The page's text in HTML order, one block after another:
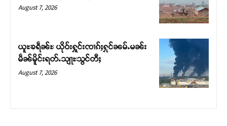
August 7, 2026
ယူႊၶရဵၼ်ႊ ယိုဝ်းႁူင်းၸၢၵ်ႈႁုင်ၼမ်ႉမၼ်း
မဵၼ်မိူင်းရတ်ႉသျႃႊသွင်တီႈ
August 7, 2026